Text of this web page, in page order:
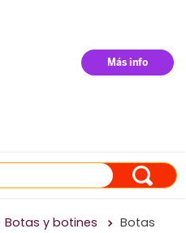
Botas y botines
Botas